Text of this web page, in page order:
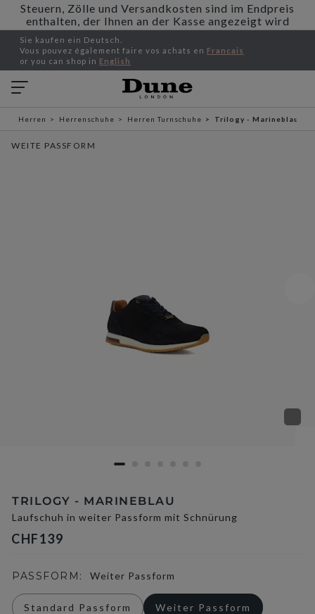
Steuern, Zölle und Versandkosten sind im Endpreis
enthalten, der Ihnen an der Kasse angezeigt wird
Sie kaufen ein Deutsch.
Vous pouvez également faire vos achats en Francais
or you can shop in English
Herren Herrenschuhe Herren Turnschuhe Trilogy - Marineblau
WEITE PASSFORM
TRILOGY - MARINEBLAU
Laufschuh in weiter Passform mit Schnürung
CHF139
PASSFORM: Weiter Passform
Standard Passform Weiter Passform